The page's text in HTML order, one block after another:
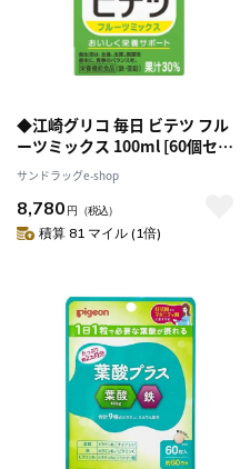
◆江崎グリコ 毎日 ビテツ フル
ーツミックス 100ml [60個セッ
ト]
サンドラッグe-shop
8,780 円 （税込）
積算 81 マイル (1倍)